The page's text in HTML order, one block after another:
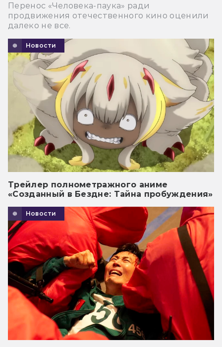
Перенос «Человека-паука» ради
продвижения отечественного кино оценили
далеко не все.
Новости
Трейлер полнометражного аниме
«Созданный в Бездне: Тайна пробуждения»
Новости